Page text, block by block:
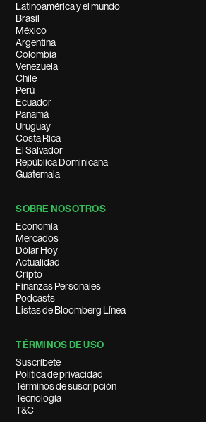
Latinoamérica y el mundo
Brasil
México
Argentina
Colombia
Venezuela
Chile
Perú
Ecuador
Panamá
Uruguay
Costa Rica
El Salvador
República Dominicana
Guatemala
SOBRE NOSOTROS
Economía
Mercados
Dólar Hoy
Actualidad
Cripto
Finanzas Personales
Podcasts
Listas de Bloomberg Línea
TÉRMINOS DE USO
Suscríbete
Política de privacidad
Términos de suscripción
Tecnología
T&C